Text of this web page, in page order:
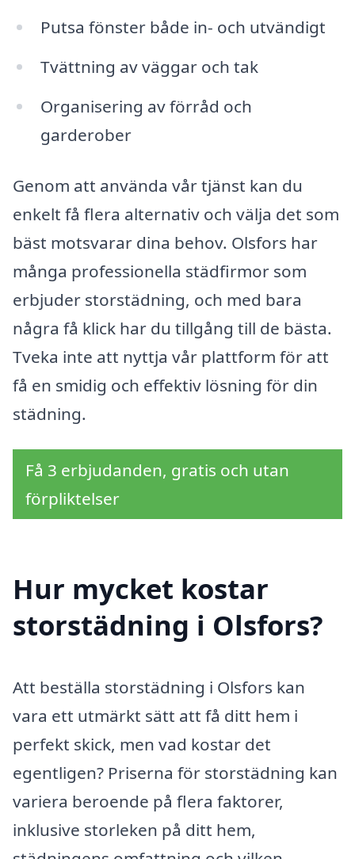
Putsa fönster både in- och utvändigt
Tvättning av väggar och tak
Organisering av förråd och
garderober
Genom att använda vår tjänst kan du
enkelt få flera alternativ och välja det som
bäst motsvarar dina behov. Olsfors har
många professionella städfirmor som
erbjuder storstädning, och med bara
några få klick har du tillgång till de bästa.
Tveka inte att nyttja vår plattform för att
få en smidig och effektiv lösning för din
städning.
Få 3 erbjudanden, gratis och utan
förpliktelser
Hur mycket kostar
storstädning i Olsfors?
Att beställa storstädning i Olsfors kan
vara ett utmärkt sätt att få ditt hem i
perfekt skick, men vad kostar det
egentligen? Priserna för storstädning kan
variera beroende på flera faktorer,
inklusive storleken på ditt hem,